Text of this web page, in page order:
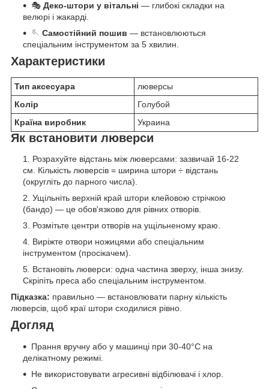
🎭 Деко-штори у вітальні — глибокі складки на
велюрі і жакарді.
🪡 Самостійний пошив — встановлюються
спеціальним інструментом за 5 хвилин.
Характеристики
Тип аксесуара
люверсы
Колір
Голубой
Країна виробник
Украина
Як встановити люверси
Розрахуйте відстань між люверсами: зазвичай 16-22
см. Кількість люверсів = ширина штори ÷ відстань
(округліть до парного числа).
Ущільніть верхній край штори клейовою стрічкою
(бандо) — це обов'язково для рівних отворів.
Розмітьте центри отворів на ущільненому краю.
Виріжте отвори ножицями або спеціальним
інструментом (просікачем).
Встановіть люверси: одна частина зверху, інша знизу.
Скріпіть преса або спеціальним інструментом.
Підказка: правильно — встановлювати парну кількість
люверсів, щоб краї штори сходилися рівно.
Догляд
Прання вручну або у машинці при 30-40°C на
делікатному режимі.
Не використовувати агресивні відбілювачі і хлор.